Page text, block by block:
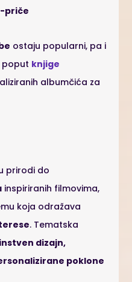
priče
ostaju popularni, pa i
poput knjige
albumčića za
prirodi do
inspiriranih filmovima,
koja odražava
. Tematska
dizajn,
poklone